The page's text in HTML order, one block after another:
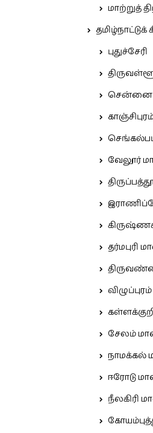
மாற்றுத்
புதுச்சேரி
சென்னை
வேலூர்
தர்மபுரி
சேலம்
நாமக்கல்
ஈரோடு
நீலகிரி